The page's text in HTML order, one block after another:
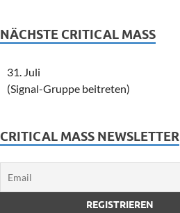
NÄCHSTE CRITICAL MASS
31. Juli
(Signal-Gruppe beitreten)
CRITICAL MASS NEWSLETTER